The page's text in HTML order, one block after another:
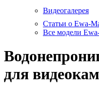
Видеогалерея
Статьи о Ewa-
Все модели
для